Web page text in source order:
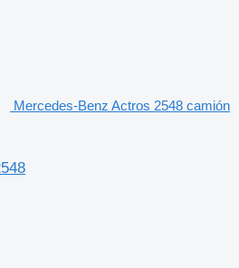
Mercedes-Benz Actros 2548 camión